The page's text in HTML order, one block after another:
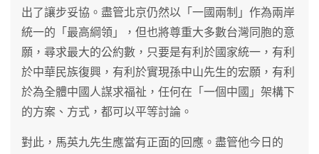
出了讓步妥協。盡管北京仍然以「一國兩制」作為兩岸
統一的「最高綱領」，但也將尊重大多數台灣同胞的意
願，尋求最大的公約數，只要是有利於國家統一，有利
於中華民族復興，有利於實現孫中山先生的宏願，有利
於為全體中國人謀求福祉，任何在「一個中國」架構下
的方案、方式，都可以平等討論。
對此，馬英九先生應當有正面的回應。盡管他今日的